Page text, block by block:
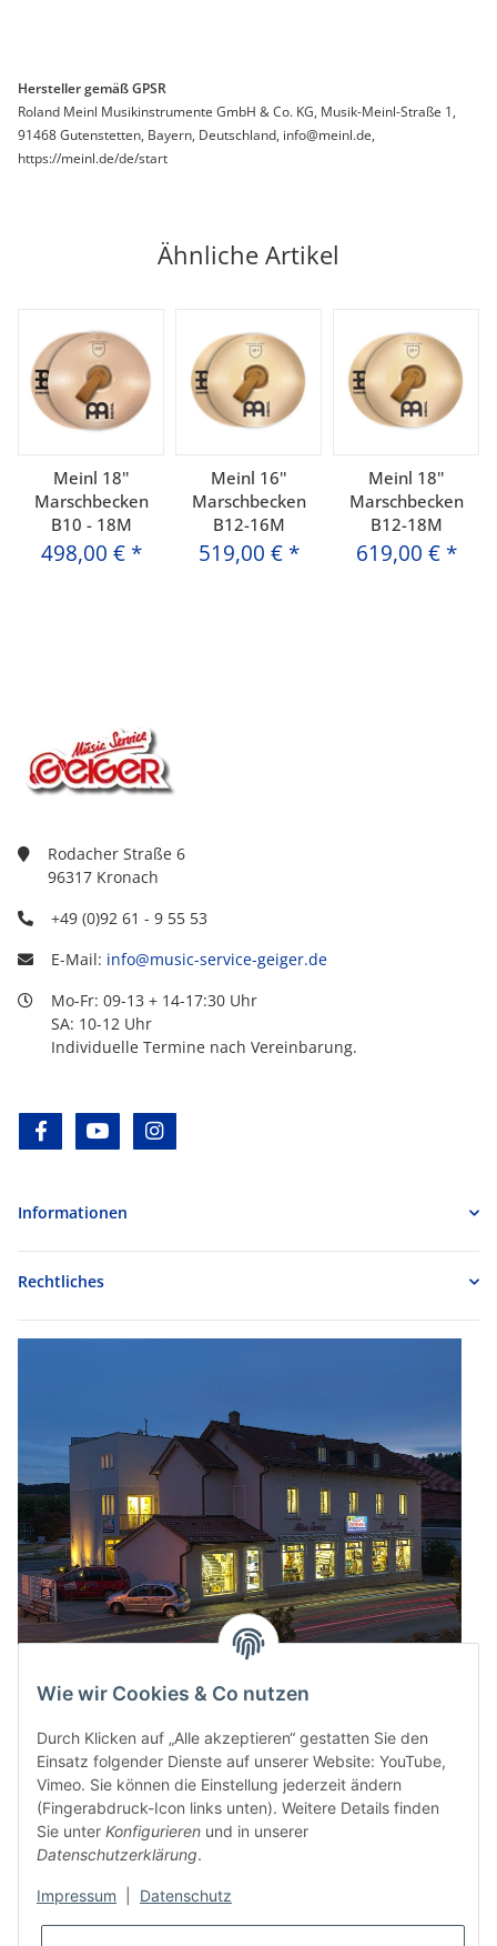
Wie wir Cookies & Co nutzen
Durch Klicken auf „Alle akzeptieren“ gestatten Sie den
Einsatz folgender Dienste auf unserer Website: YouTube,
Vimeo. Sie können die Einstellung jederzeit ändern
(Fingerabdruck-Icon links unten). Weitere Details finden
Sie unter Konfigurieren und in unserer
Datenschutzerklärung.
Impressum Datenschutz
Hersteller gemäß GPSR
Roland Meinl Musikinstrumente GmbH & Co. KG, Musik-Meinl-Straße 1,
91468 Gutenstetten, Bayern, Deutschland, info@meinl.de,
https://meinl.de/de/start
Ähnliche Artikel
Meinl 18''
Marschbecken
B10 - 18M
498,00 € *
Meinl 16''
Marschbecken
B12-16M
519,00 € *
Meinl 18''
Marschbecken
B12-18M
619,00 € *
Rodacher Straße 6
96317 Kronach
+49 (0)92 61 - 9 55 53
E-Mail: info@music-service-geiger.de
Mo-Fr: 09-13 + 14-17:30 Uhr
SA: 10-12 Uhr
Individuelle Termine nach Vereinbarung.
facebookyoutube
Informationen
Rechtliches